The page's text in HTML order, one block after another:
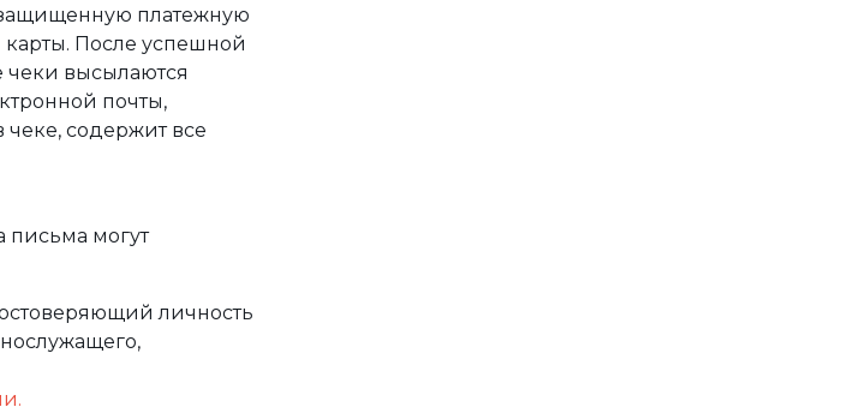
платежную
После успешной
чеки высылаются
почты,
содержит все
письма могут
личность